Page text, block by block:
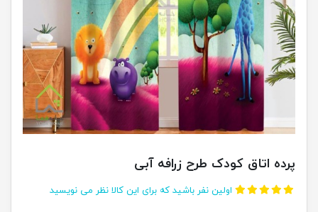
پرده اتاق کودک طرح زرافه آبی
اولین نفر باشید که برای این کالا نظر می نویسید